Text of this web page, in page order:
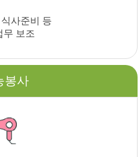
사준비 등
무 보조
봉사